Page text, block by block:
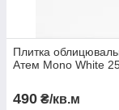
Плитка
Атем Mono White
490 ₴/кв.м